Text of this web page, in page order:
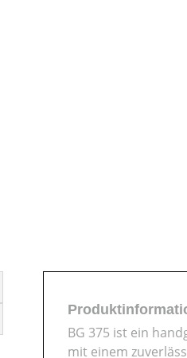
BG 375 ist ein
mit einem